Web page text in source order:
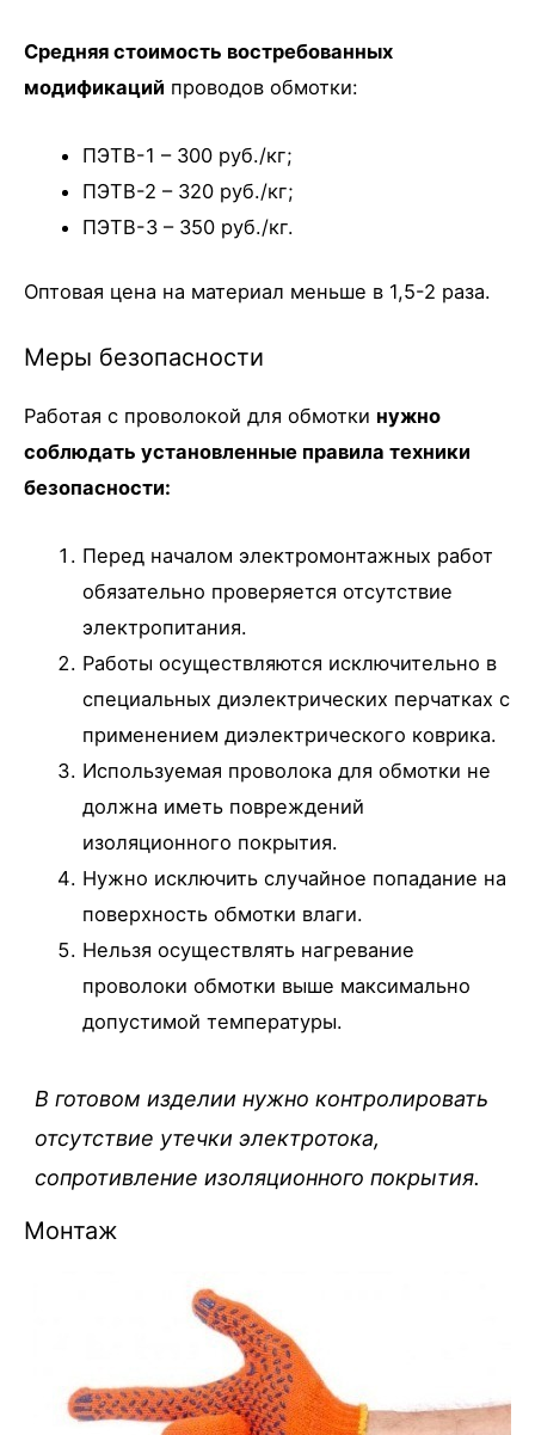
Средняя стоимость востребованных
модификаций проводов обмотки:
ПЭТВ-1 – 300 руб./кг;
ПЭТВ-2 – 320 руб./кг;
ПЭТВ-3 – 350 руб./кг.
Оптовая цена на материал меньше в 1,5-2 раза.
Меры безопасности
Работая с проволокой для обмотки нужно
соблюдать установленные правила техники
безопасности:
Перед началом электромонтажных работ
обязательно проверяется отсутствие
электропитания.
Работы осуществляются исключительно в
специальных диэлектрических перчатках с
применением диэлектрического коврика.
Используемая проволока для обмотки не
должна иметь повреждений
изоляционного покрытия.
Нужно исключить случайное попадание на
поверхность обмотки влаги.
Нельзя осуществлять нагревание
проволоки обмотки выше максимально
допустимой температуры.
В готовом изделии нужно контролировать
отсутствие утечки электротока,
сопротивление изоляционного покрытия.
Монтаж